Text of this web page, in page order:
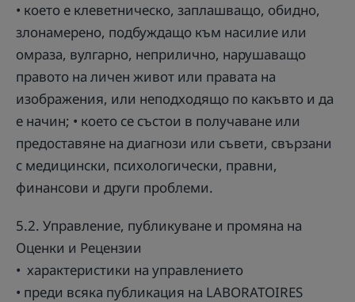
• което е клеветническо, заплашващо, обидно,
злонамерено, подбуждащо към насилие или
омраза, вулгарно, неприлично, нарушаващо
правото на личен живот или правата на
изображения, или неподходящо по какъвто и да
е начин; • което се състои в получаване или
предоставяне на диагнози или съвети, свързани
с медицински, психологически, правни,
финансови и други проблеми.
5.2. Управление, публикуване и промяна на
Оценки и Рецензии
• характеристики на управлението
• преди всяка публикация на LABORATOIRES